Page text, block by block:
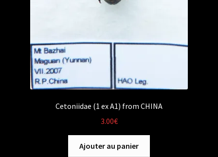
Cetoniidae (1 ex A1) from CHINA
3.00€
Ajouter au panier